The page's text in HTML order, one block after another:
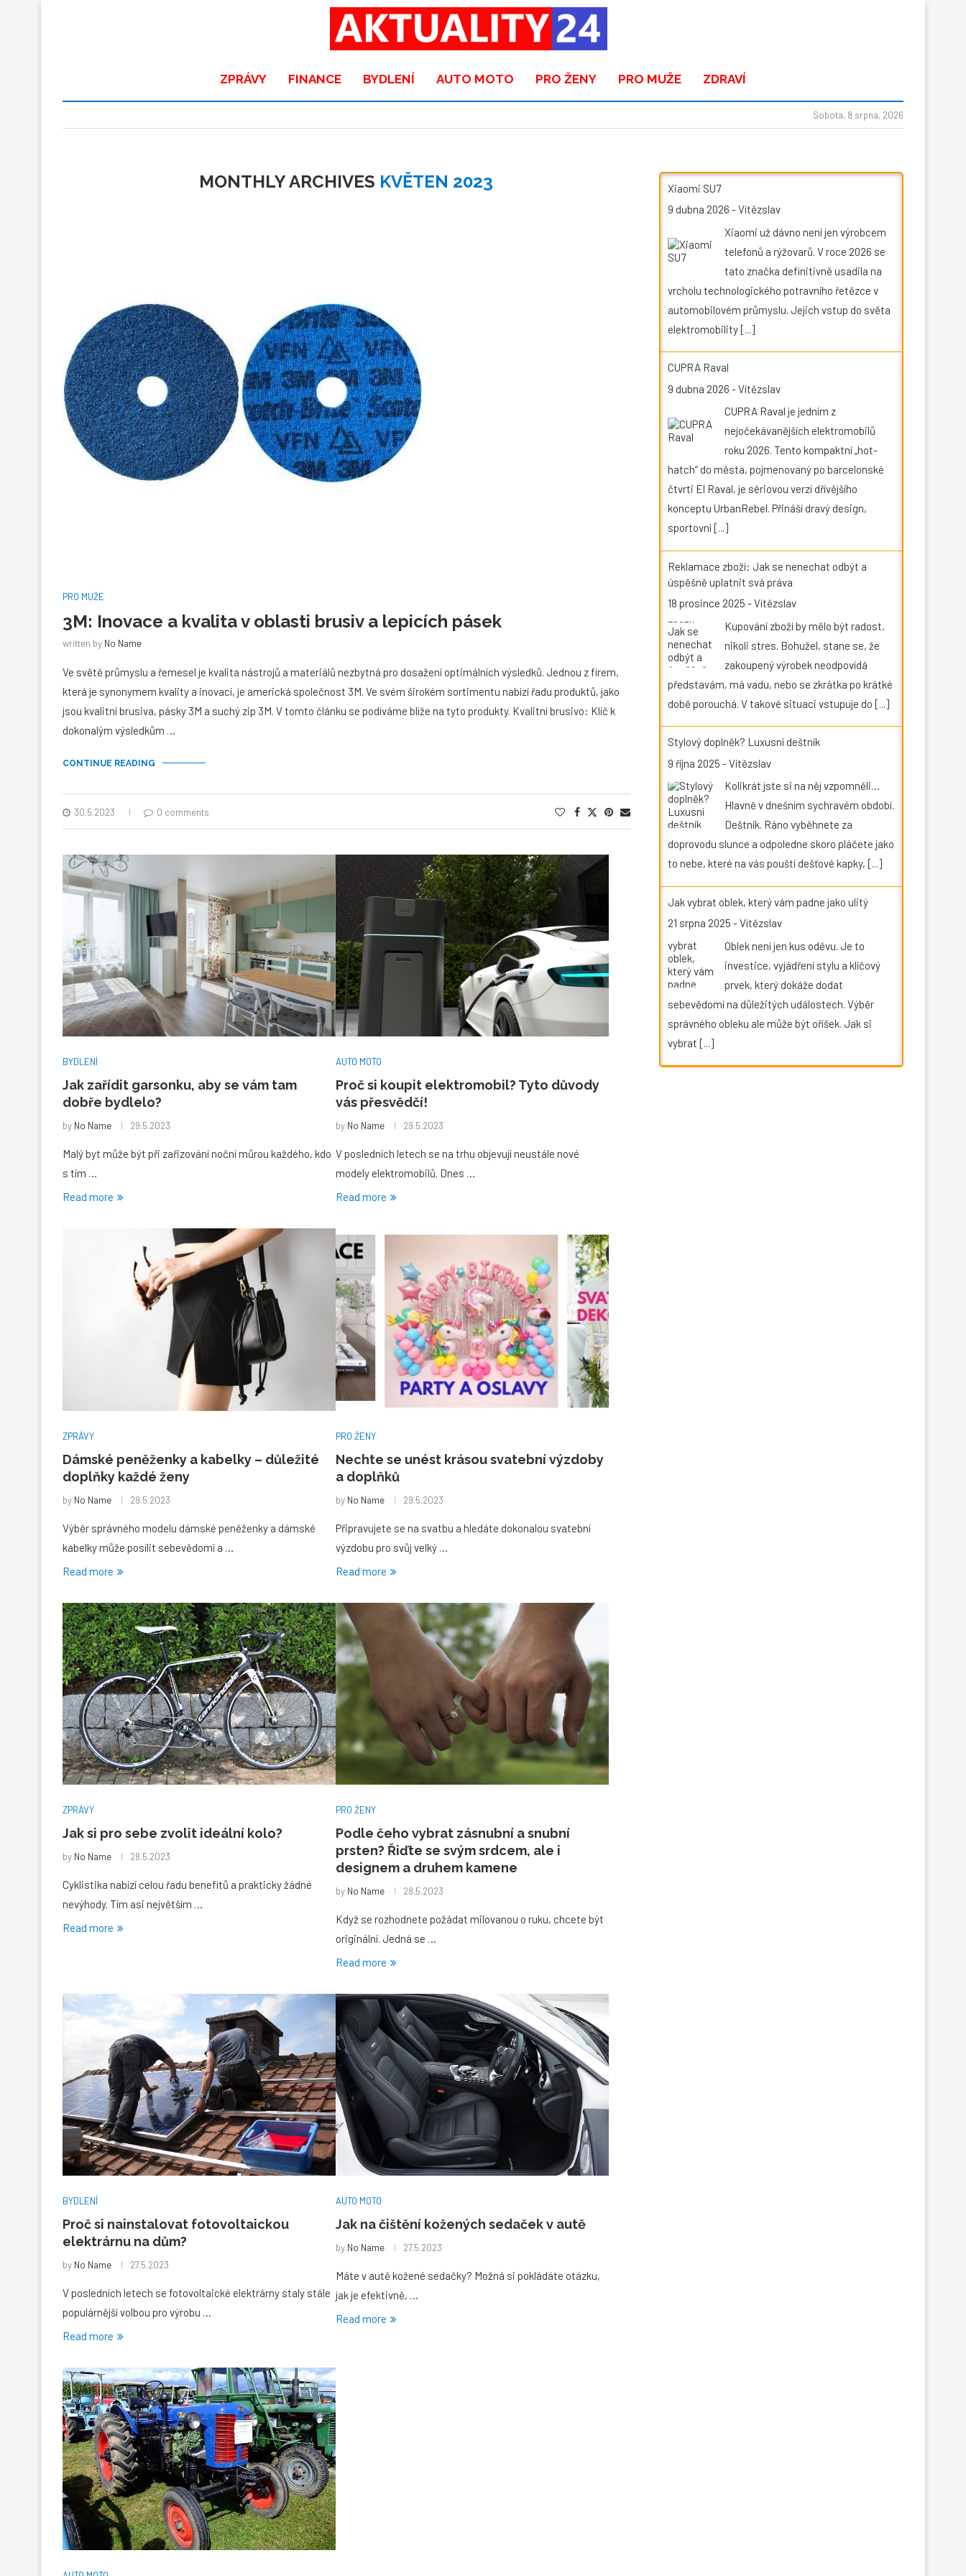
ZPRÁVY FINANCE BYDLENÍ AUTO MOTO PRO ŽENY PRO MUŽE ZDRAVÍ
Sobota, 8 srpna, 2026
MONTHLY ARCHIVES KVĚTEN 2023
PRO MUŽE
3M: Inovace a kvalita v oblasti brusiv a lepicích pásek
written by No Name
Ve světě průmyslu a řemesel je kvalita nástrojů a materiálů nezbytná pro dosažení optimálních výsledků. Jednou z firem,
která je synonymem kvality a inovací, je americká společnost 3M. Ve svém širokém sortimentu nabízí řadu produktů, jako
jsou kvalitní brusiva, pásky 3M a suchý zip 3M. V tomto článku se podíváme blíže na tyto produkty. Kvalitní brusivo: Klíč k
dokonalým výsledkům …
CONTINUE READING
30.5.2023 0 comments
BYDLENÍ
Jak zařídit garsonku, aby se vám tam
dobře bydlelo?
by No Name 29.5.2023
Malý byt může být při zařizování noční můrou každého, kdo
s tím …
Read more
AUTO MOTO
Proč si koupit elektromobil? Tyto důvody
vás přesvědčí!
by No Name 29.5.2023
V posledních letech se na trhu objevují neustále nové
modely elektromobilů. Dnes …
Read more
ZPRÁVY
Dámské peněženky a kabelky – důležité
doplňky každé ženy
by No Name 29.5.2023
Výběr správného modelu dámské peněženky a dámské
kabelky může posílit sebevědomí a …
Read more
PRO ŽENY
Nechte se unést krásou svatební výzdoby
a doplňků
by No Name 29.5.2023
Připravujete se na svatbu a hledáte dokonalou svatební
výzdobu pro svůj velký …
Read more
ZPRÁVY
Jak si pro sebe zvolit ideální kolo?
by No Name 28.5.2023
Cyklistika nabízí celou řadu benefitů a prakticky žádné
nevýhody. Tím asi největším …
Read more
PRO ŽENY
Podle čeho vybrat zásnubní a snubní
prsten? Řiďte se svým srdcem, ale i
designem a druhem kamene
by No Name 28.5.2023
Když se rozhodnete požádat milovanou o ruku, chcete být
originální. Jedná se …
Read more
BYDLENÍ
Proč si nainstalovat fotovoltaickou
elektrárnu na dům?
by No Name 27.5.2023
V posledních letech se fotovoltaické elektrárny staly stále
populárnější volbou pro výrobu …
Read more
AUTO MOTO
Jak na čištění kožených sedaček v autě
by No Name 27.5.2023
Máte v autě kožené sedačky? Možná si pokládáte otázku,
jak je efektivně, …
Read more
Xiaomi SU7
9 dubna 2026 -Vítězslav
Xiaomi už dávno není jen výrobcem
telefonů a rýžovarů. V roce 2026 se
tato značka definitivně usadila na
vrcholu technologického potravního řetězce v
automobilovém průmyslu. Jejich vstup do světa
elektromobility[...]
CUPRA Raval
9 dubna 2026 -Vítězslav
CUPRA Raval je jedním z
nejočekávanějších elektromobilů
roku 2026. Tento kompaktní „hot-
hatch“ do města, pojmenovaný po barcelonské
čtvrti El Raval, je sériovou verzí dřívějšího
konceptu UrbanRebel. Přináší dravý design,
sportovní [...]
Reklamace zboží: Jak se nenechat odbýt a
úspěšně uplatnit svá práva
18 prosince 2025 -Vítězslav
Kupování zboží by mělo být radost,
nikoli stres. Bohužel, stane se, že
zakoupený výrobek neodpovídá
představám, má vadu, nebo se zkrátka po krátké
době porouchá. V takové situaci vstupuje do [...]
Stylový doplněk? Luxusní deštník
9 října 2025 -Vítězslav
Kolikrát jste si na něj vzpomněli…
Hlavně v dnešním sychravém období.
Deštník. Ráno vyběhnete za
doprovodu slunce a odpoledne skoro pláčete jako
to nebe, které na vás pouští dešťové kapky, [...]
Jak vybrat oblek, který vám padne jako ulitý
21 srpna 2025 -Vítězslav
Oblek není jen kus oděvu. Je to
investice, vyjádření stylu a klíčový
prvek, který dokáže dodat
sebevědomí na důležitých událostech. Výběr
správného obleku ale může být oříšek. Jak si
vybrat [...]